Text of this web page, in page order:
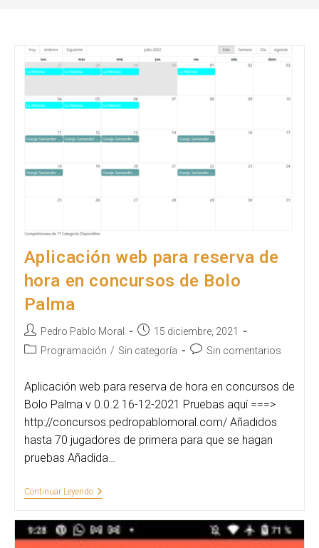
Aplicación web para reserva de
hora en concursos de Bolo
Palma
Autor
de
Pedro Pablo Moral
Publicación
de
15 diciembre, 2021
Categoría
la
entrada:
Programación / Sin categoría
Comentarios
entrada:
Sin comentarios
Aplicación web para reserva de hora en concursos de
Bolo Palma v 0.0.2 16-12-2021 Pruebas aquí ===>
http://concursos.pedropablomoral.com/ Añadidos
hasta 70 jugadores de primera para que se hagan
pruebas Añadida…
Continuar LeyendoAplicación
Reserva
De